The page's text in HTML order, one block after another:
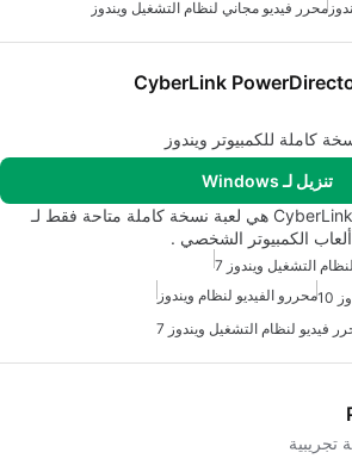
محرر فيديو مجاني لنظام التشغيل ويندوز
CyberLink
كاملة للكمبيوتر ويندوز
تنزيل لـ Windows
CyberLink PowerDirector 14 Ultra هي لعبة نسخة كاملة متاحة فقط لـ
التشغيل ويندوز 7
محررو الفيديو لنظام ويندوز
فيديو لنظام التشغيل ويندوز 7
تجريبية